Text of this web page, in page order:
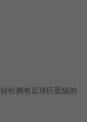
松拥有足球巨星级的